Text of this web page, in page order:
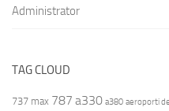
Administrator
TAG CLOUD
737 max 787 a330 a380 aeroporti